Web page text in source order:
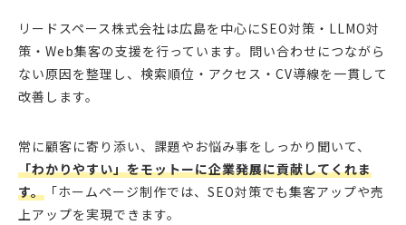
リードスペース株式会社は広島を中心にSEO対策・LLMO対
策・Web集客の支援を行っています。問い合わせにつながら
ない原因を整理し、検索順位・アクセス・CV導線を一貫して
改善します。
常に顧客に寄り添い、課題やお悩み事をしっかり聞いて、
「わかりやすい」をモットーに企業発展に貢献してくれま
す。 「ホームページ制作では、SEO対策でも集客アップや売
上アップを実現できます。